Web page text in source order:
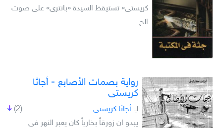
كريستى» تستيقظ السيدة «بانترى» على صوت
الخ
رواية بصمات الأصابع - أجاثا
كريستى
(2) لـِ: أجاثا كريستى
يبدو ان زورقاً بخارياً كان يعبر النهر فى